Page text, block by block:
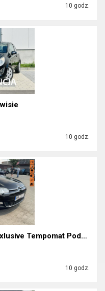
10 godz.
10 godz.
Citroen C5 Salon Polska 2.0 Exlusive Tempomat Podg...
10 godz.